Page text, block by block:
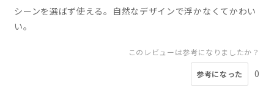
シーンを選ばず使える。自然なデザインで浮かなくてかわい
い。
このレビューは参考になりましたか？
参考になった 0